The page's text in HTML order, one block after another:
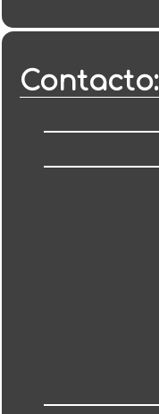
Contacto: